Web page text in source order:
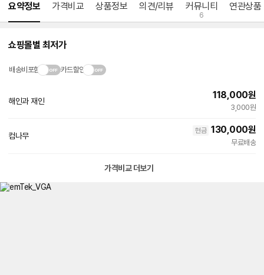
요약정보 가격비교 상품정보 의견/리뷰 커뮤니티
6
연관상품
쇼핑몰별 최저가
배송비포함 카드할인
해인과 재인
118,000원
3,000원
컴나무
현금 130,000원
무료배송
가격비교 더보기